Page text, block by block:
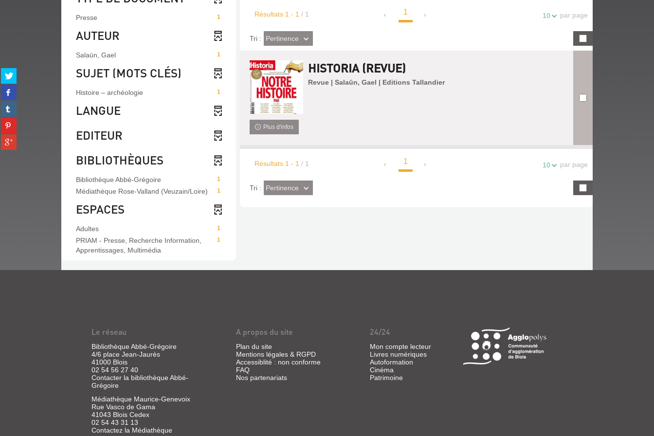
Partager
sur
twitter
(Nouvelle
fenêtre)
Partager
sur
facebook
(Nouvelle
fenêtre)
Partager
sur
tumblr
(Nouvelle
fenêtre)
Partager
sur
pinterest
(Nouvelle
Partager
sur
Résultats 1 - 1 / 1 1 10 par page
Tri :(Effet
imédiat)
Pertinence
HISTORIA (REVUE)
Revue | Salaün, Gael | Editions Tallandier
Plus d'infos
Résultats 1 - 1 / 1 1 10 par page
Tri :(Effet
imédiat)
Pertinence
1
Presse
AUTEUR
1
Salaün, Gael
SUJET (MOTS CLÉS)
1
Histoire – archéologie
LANGUE
EDITEUR
BIBLIOTHÈQUES
1
Bibliothèque Abbé-Grégoire
1
Médiathèque Rose-Valland (Veuzain/Loire)
ESPACES
1
Adultes
1
PRIAM - Presse, Recherche Information,
Apprentissages, Multimédia
Le réseau
Bibliothèque Abbé-Grégoire
4/6 place Jean-Jaurès
41000 Blois
02 54 56 27 40
Contacter la bibliothèque Abbé-
Grégoire
Médiathèque Maurice-Genevoix
Rue Vasco de Gama
41043 Blois Cedex
02 54 43 31 13
Contactez la Médiathèque
A propos du site
Plan du site
Mentions légales & RGPD
Accessiblité : non conforme
FAQ
Nos partenariats
24/24
Mon compte lecteur
Livres numériques
Autoformation
Cinéma
Patrimoine